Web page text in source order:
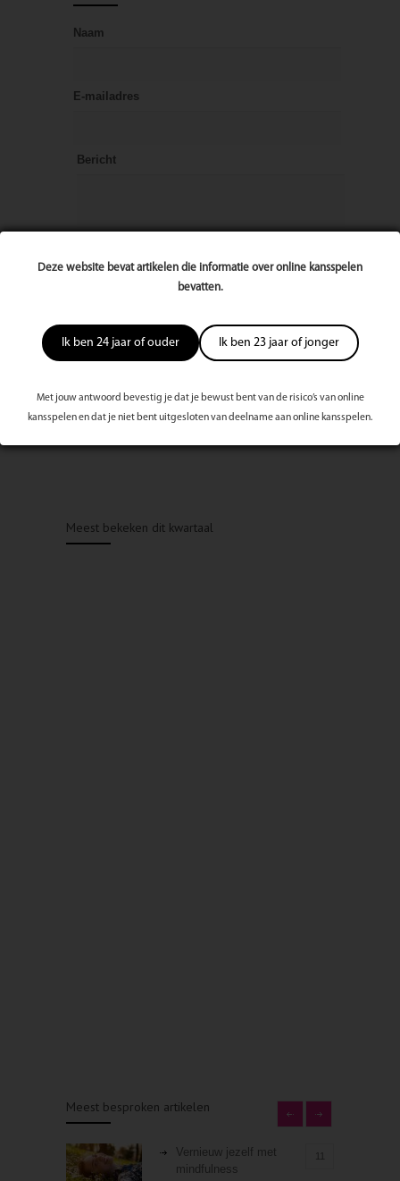
Deze website bevat artikelen die informatie over online kansspelen
bevatten.
Ik ben 24 jaar of ouder Ik ben 23 jaar of jonger
Met jouw antwoord bevestig je dat je bewust bent van de risico’s van online
kansspelen en dat je niet bent uitgesloten van deelname aan online kansspelen.
Naam
E-mailadres
Bericht
Meest bekeken dit kwartaal
Meest besproken artikelen
Vernieuw jezelf met
mindfulness